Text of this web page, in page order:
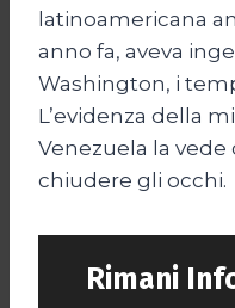
latinoamericana
anno fa, aveva
Washington, i
L’evidenza della
Venezuela la
chiudere gli occhi.
Rimani